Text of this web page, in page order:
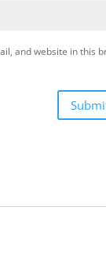
and website in this